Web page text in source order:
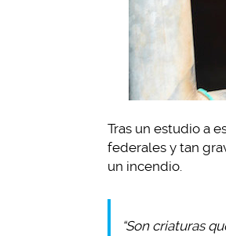
Tras un estudio a
federales y tan
un incendio.
“Son criaturas